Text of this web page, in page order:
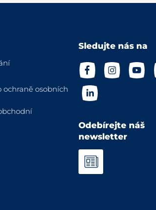
ochraně osobních
Sledujte nás na
Odebírejte náš
newsletter